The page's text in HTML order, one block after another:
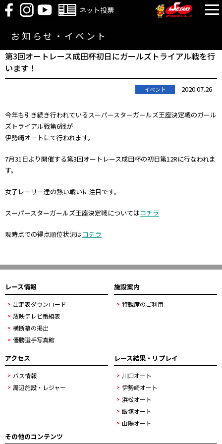
ネット投票
お知らせ・イベント
第3回オートレース成田杯初日にガールズトライアル戦を行
います！
イベント 2020.07.26
今年も引き続き行われているスーパースターガールズ王座決定戦のガール
ズトライアル戦第6戦が
伊勢崎オートにて行われます。
7月31日より開催する第3回オートレース成田杯の初日第12Rに行なわれま
す。
女子レーサー達の熱い戦いに注目です。
スーパースターガールズ王座決定戦についてはコチラ
現時点での得点順位状況はコチラ
レース情報
出走表ダウンロード
放映テレビ番組表
横断幕の掲出
優勝選手写真館
施設案内
特観席のご利用
アクセス
バス情報
周辺施設・レジャー
レース結果・リプレイ
川口オート
伊勢崎オート
浜松オート
飯塚オート
山陽オート
その他のコンテンツ